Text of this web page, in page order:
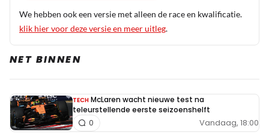
We hebben ook een versie met alleen de race en kwalificatie.
klik hier voor deze versie en meer uitleg.
NET BINNEN
TECH McLaren wacht nieuwe test na
teleurstellende eerste seizoenshelft
Vandaag, 18:00
0